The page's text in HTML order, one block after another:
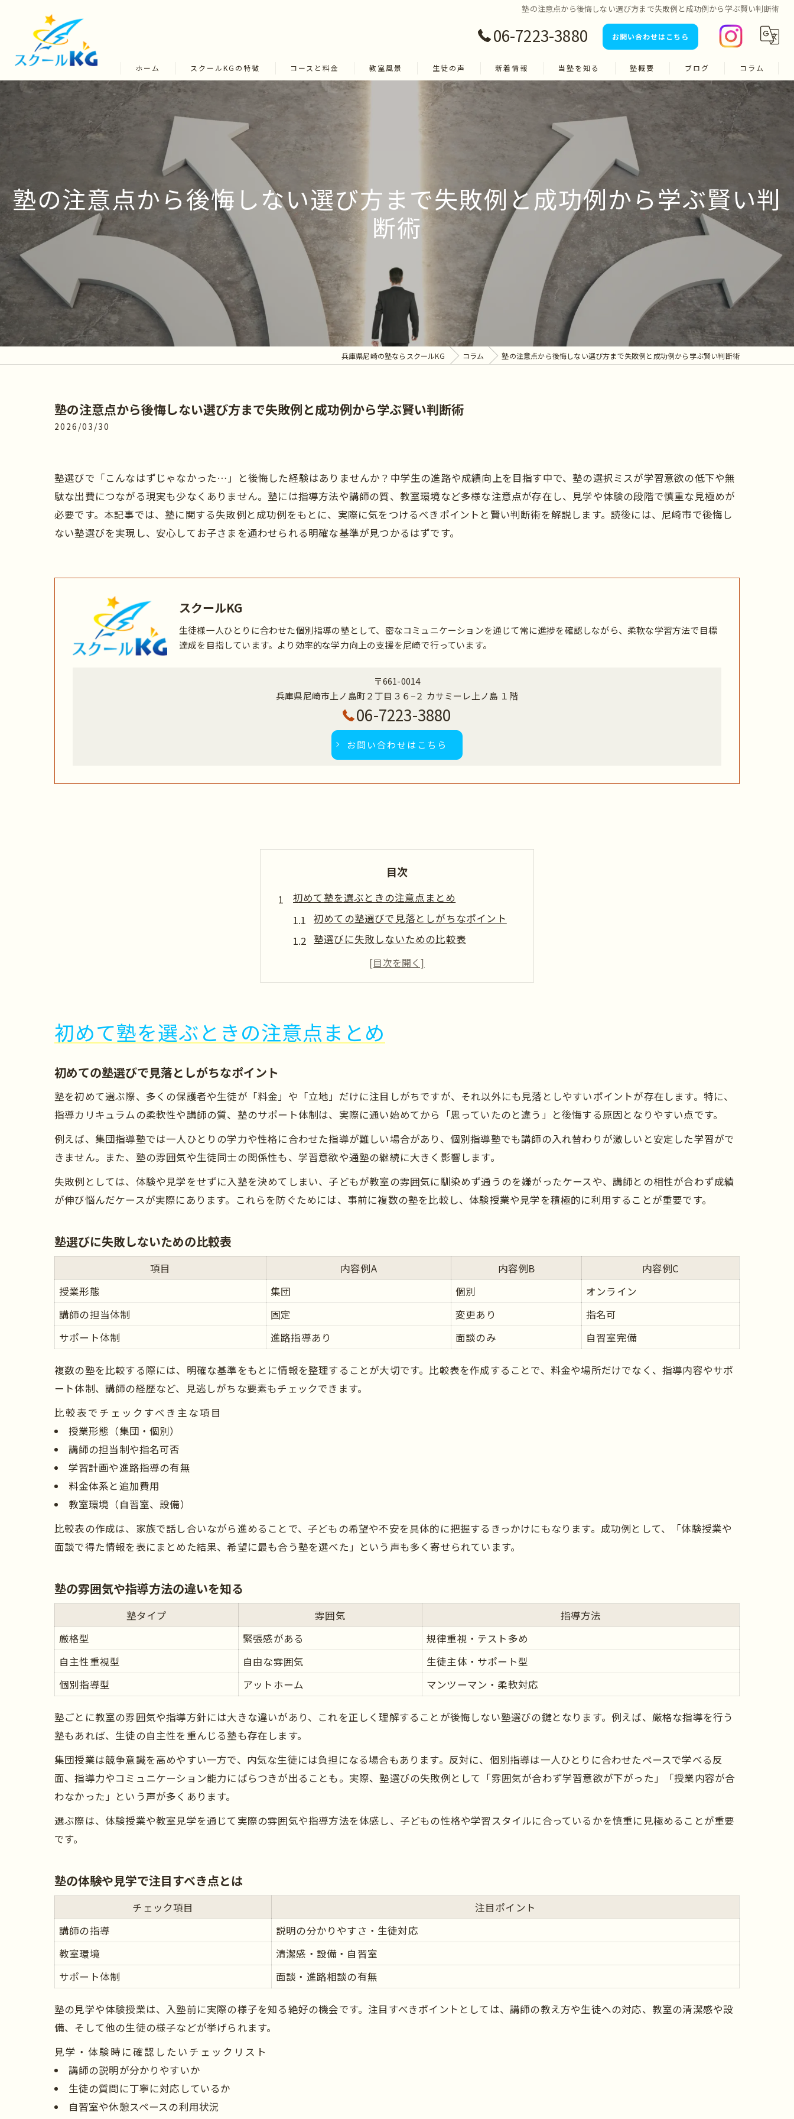
塾の注意点から後悔しない選び方まで失敗例と成功例から学ぶ賢い判断術
06-7223-3880 お問い合わせはこちら
ホーム スクールKGの特徴 コースと料金 教室風景 生徒の声 新着情報 当塾を知る
小学生
中学生
高校生
テスト対策
塾概要 ブログ コラム
塾の注意点から後悔しない選び方まで失敗例と成功例から学ぶ賢い判
断術
兵庫県尼崎の塾ならスクールKG コラム 塾の注意点から後悔しない選び方まで失敗例と成功例から学ぶ賢い判断術
塾の注意点から後悔しない選び方まで失敗例と成功例から学ぶ賢い判断術
2026/03/30
塾選びで「こんなはずじゃなかった…」と後悔した経験はありませんか？中学生の進路や成績向上を目指す中で、塾の選択ミスが学習意欲の低下や無
駄な出費につながる現実も少なくありません。塾には指導方法や講師の質、教室環境など多様な注意点が存在し、見学や体験の段階で慎重な見極めが
必要です。本記事では、塾に関する失敗例と成功例をもとに、実際に気をつけるべきポイントと賢い判断術を解説します。読後には、尼崎市で後悔し
ない塾選びを実現し、安心してお子さまを通わせられる明確な基準が見つかるはずです。
スクールKG
生徒様一人ひとりに合わせた個別指導の塾として、密なコミュニケーションを通じて常に進捗を確認しながら、柔軟な学習方法で目標
達成を目指しています。より効率的な学力向上の支援を尼崎で行っています。
〒661-0014
兵庫県尼崎市上ノ島町２丁目３６−２ カサミーレ上ノ島 １階
06-7223-3880
お問い合わせはこちら
目次
初めて塾を選ぶときの注意点まとめ
初めての塾選びで見落としがちなポイント
塾選びに失敗しないための比較表
塾の雰囲気や指導方法の違いを知る
塾の体験や見学で注目すべき点とは
塾見学で押さえたいチェックリスト
塾見学時に聞くべき重要な質問集
塾見学で保護者が注意すべき落とし穴
中学生の塾選びで後悔しない秘訣
中学生の塾選びで重視すべき要素一覧
塾選びで後悔した体験談から学ぶ教訓
塾選びに迷ったときの判断基準とは
塾を選ぶ際の失敗例と対策ポイント
よくある塾選び失敗例とその原因一覧
塾選びで陥りやすい落とし穴とは
失敗しない塾選びのための対策法
塾の費用や追加料金に注意する理由
塾の口コミや評判を正しく活用するコツ
塾初体験の不安を減らす方法とは
避けるべき塾の見分け方と実例紹介
塾選びで後悔しないためのチェック法
初めて塾を選ぶときの注意点まとめ
初めての塾選びで見落としがちなポイント
塾を初めて選ぶ際、多くの保護者や生徒が「料金」や「立地」だけに注目しがちですが、それ以外にも見落としやすいポイントが存在します。特に、
指導カリキュラムの柔軟性や講師の質、塾のサポート体制は、実際に通い始めてから「思っていたのと違う」と後悔する原因となりやすい点です。
例えば、集団指導塾では一人ひとりの学力や性格に合わせた指導が難しい場合があり、個別指導塾でも講師の入れ替わりが激しいと安定した学習がで
きません。また、塾の雰囲気や生徒同士の関係性も、学習意欲や通塾の継続に大きく影響します。
失敗例としては、体験や見学をせずに入塾を決めてしまい、子どもが教室の雰囲気に馴染めず通うのを嫌がったケースや、講師との相性が合わず成績
が伸び悩んだケースが実際にあります。これらを防ぐためには、事前に複数の塾を比較し、体験授業や見学を積極的に利用することが重要です。
塾選びに失敗しないための比較表
項目 内容例A 内容例B
内容例C
授業形態
集団 個別
オンライン
講師の担当体制
固定 変更あり
指名可
サポート体制
進路指導あり 面談のみ 自習室完備
複数の塾を比較する際には、明確な基準をもとに情報を整理することが大切です。比較表を作成することで、料金や場所だけでなく、指導内容やサポ
ート体制、講師の経歴など、見逃しがちな要素もチェックできます。
比較表でチェックすべき主な項目
授業形態（集団・個別）
講師の担当制や指名可否
学習計画や進路指導の有無
料金体系と追加費用
教室環境（自習室、設備）
比較表の作成は、家族で話し合いながら進めることで、子どもの希望や不安を具体的に把握するきっかけにもなります。成功例として、「体験授業や
面談で得た情報を表にまとめた結果、希望に最も合う塾を選べた」という声も多く寄せられています。
塾の雰囲気や指導方法の違いを知る
塾タイプ 雰囲気
指導方法
厳格型
緊張感がある
規律重視・テスト多め
自主性重視型
自由な雰囲気
生徒主体・サポート型
個別指導型
アットホーム マンツーマン・柔軟対応
塾ごとに教室の雰囲気や指導方針には大きな違いがあり、これを正しく理解することが後悔しない塾選びの鍵となります。例えば、厳格な指導を行う
塾もあれば、生徒の自主性を重んじる塾も存在します。
集団授業は競争意識を高めやすい一方で、内気な生徒には負担になる場合もあります。反対に、個別指導は一人ひとりに合わせたペースで学べる反
面、指導力やコミュニケーション能力にばらつきが出ることも。実際、塾選びの失敗例として「雰囲気が合わず学習意欲が下がった」「授業内容が合
わなかった」という声が多くあります。
選ぶ際は、体験授業や教室見学を通じて実際の雰囲気や指導方法を体感し、子どもの性格や学習スタイルに合っているかを慎重に見極めることが重要
です。
塾の体験や見学で注目すべき点とは
チェック項目
注目ポイント
講師の指導
説明の分かりやすさ・生徒対応
教室環境
清潔感・設備・自習室
サポート体制
面談・進路相談の有無
塾の見学や体験授業は、入塾前に実際の様子を知る絶好の機会です。注目すべきポイントとしては、講師の教え方や生徒への対応、教室の清潔感や設
備、そして他の生徒の様子などが挙げられます。
見学・体験時に確認したいチェックリスト
講師の説明が分かりやすいか
生徒の質問に丁寧に対応しているか
自習室や休憩スペースの利用状況